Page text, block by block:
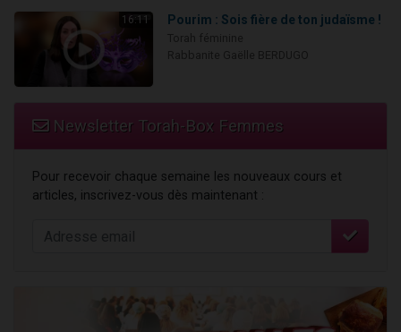
16:11 Pourim : Sois fière de ton judaïsme !
Newsletter Torah-Box Femmes
Pour recevoir chaque semaine les nouveaux cours et
articles, inscrivez-vous dès maintenant :